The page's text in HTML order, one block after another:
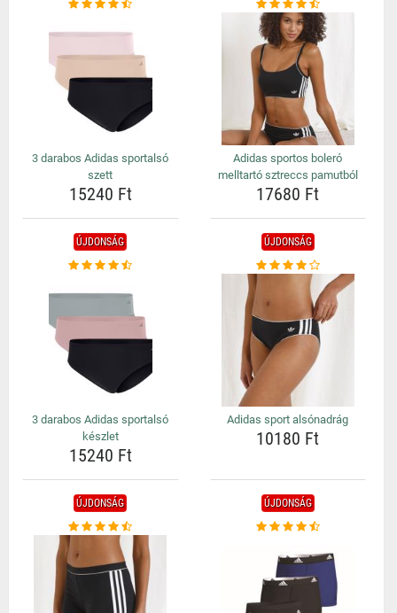
3 darabos Adidas sportalsó
szett
15240 Ft
Adidas sportos boleró
melltartó sztreccs pamutból
17680 Ft
ÚJDONSÁG
3 darabos Adidas sportalsó
készlet
15240 Ft
ÚJDONSÁG
Adidas sport alsónadrág
10180 Ft
ÚJDONSÁG ÚJDONSÁG